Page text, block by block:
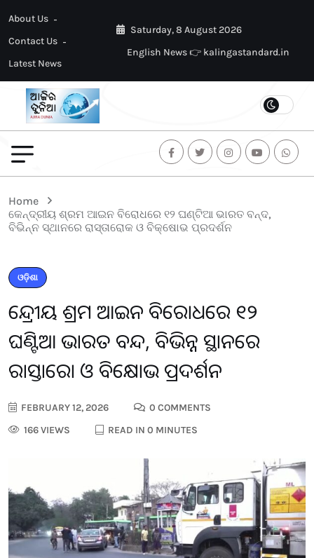
About Us
Contact Us
Latest News
Saturday, 8 August 2026
English News 👉 kalingastandard.in
Home
କେନ୍ଦ୍ରୀୟ ଶ୍ରମ ଆଇନ ବିରୋଧରେ ୧୨ ଘଣ୍ଟିଆ ଭାରତ ବନ୍ଦ,
ବିଭିନ୍ନ ସ୍ଥାନରେ ରାସ୍ତାରୋକ ଓ ବିକ୍ଷୋଭ ପ୍ରଦର୍ଶନ
ଓଡ଼ିଶା
କେନ୍ଦ୍ରୀୟ ଶ୍ରମ ଆଇନ ବିରୋଧରେ ୧୨
ଘଣ୍ଟିଆ ଭାରତ ବନ୍ଦ, ବିଭିନ୍ନ ସ୍ଥାନରେ
ରାସ୍ତାରୋକ ଓ ବିକ୍ଷୋଭ ପ୍ରଦର୍ଶନ
FEBRUARY 12, 2026
0 COMMENTS
166 VIEWS
READ IN 0 MINUTES